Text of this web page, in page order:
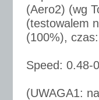
(Aero2) (wg
(testowalem
(100%),
Speed: 0.48-
(UWAGA1: